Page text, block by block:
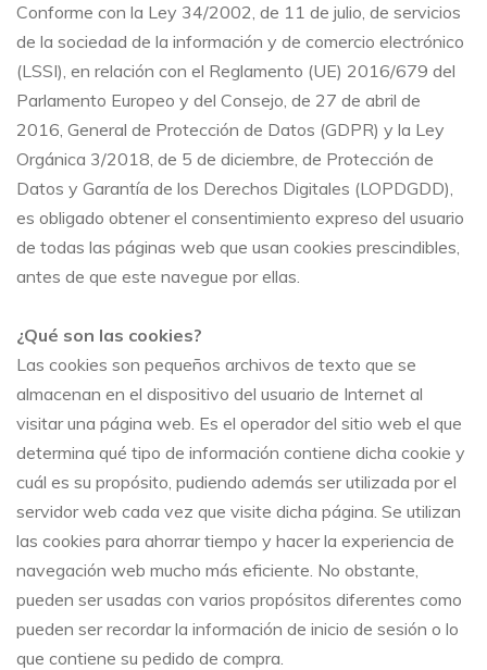
Conforme con la Ley 34/2002, de 11 de julio, de servicios
de la sociedad de la información y de comercio electrónico
(LSSI), en relación con el Reglamento (UE) 2016/679 del
Parlamento Europeo y del Consejo, de 27 de abril de
2016, General de Protección de Datos (GDPR) y la Ley
Orgánica 3/2018, de 5 de diciembre, de Protección de
Datos y Garantía de los Derechos Digitales (LOPDGDD),
es obligado obtener el consentimiento expreso del usuario
de todas las páginas web que usan cookies prescindibles,
antes de que este navegue por ellas.
¿Qué son las cookies?
Las cookies son pequeños archivos de texto que se
almacenan en el dispositivo del usuario de Internet al
visitar una página web. Es el operador del sitio web el que
determina qué tipo de información contiene dicha cookie y
cuál es su propósito, pudiendo además ser utilizada por el
servidor web cada vez que visite dicha página. Se utilizan
las cookies para ahorrar tiempo y hacer la experiencia de
navegación web mucho más eficiente. No obstante,
pueden ser usadas con varios propósitos diferentes como
pueden ser recordar la información de inicio de sesión o lo
que contiene su pedido de compra.